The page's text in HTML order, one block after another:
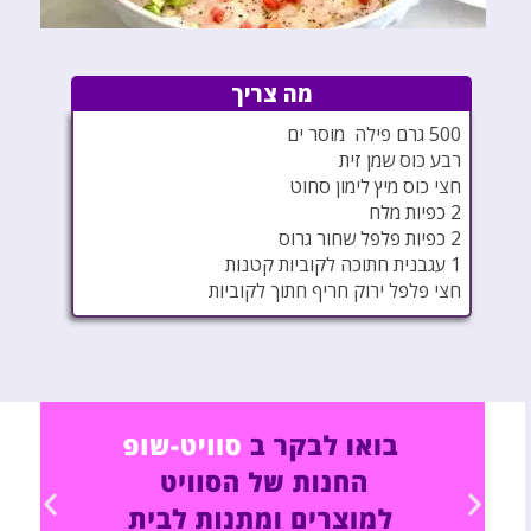
מה צריך
500 גרם פילה מוסר ים
רבע כוס שמן זית
חצי כוס מיץ לימון סחוט
2 כפיות מלח
2 כפיות פלפל שחור גרוס
1 עגבנית חתוכה לקוביות קטנות
חצי פלפל ירוק חריף חתוך לקוביות